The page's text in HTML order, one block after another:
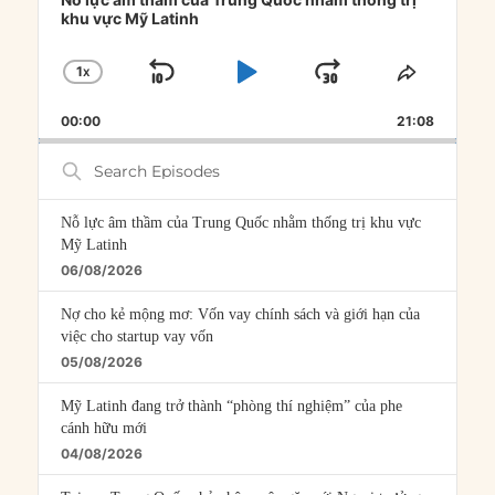
khu vực Mỹ Latinh
CHANGE
RATE
1X
SKIP
PLAYJUMP
FORWARD
SHARE
00:00 21:08
Search
Episodes
Nỗ lực âm thầm của Trung Quốc nhằm thống trị khu vực
Mỹ Latinh
06/08/2026
Nợ cho kẻ mộng mơ: Vốn vay chính sách và giới hạn của
việc cho startup vay vốn
05/08/2026
Mỹ Latinh đang trở thành “phòng thí nghiệm” của phe
cánh hữu mới
04/08/2026